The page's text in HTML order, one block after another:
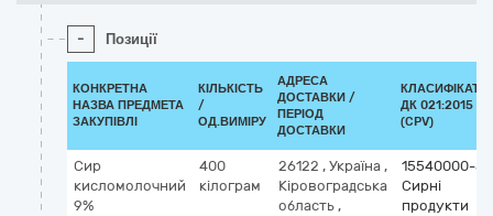
- Позиції
КОНКРЕТНА
НАЗВА ПРЕДМЕТА
ЗАКУПІВЛІ
КІЛЬКІСТЬ
/
ОД.ВИМІРУ
АДРЕСА
ДОСТАВКИ /
ПЕРІОД
ДОСТАВКИ
ДК 021:2015
(CPV)
Сир
кисломолочний
9%
400
кілограм
26122 , Україна ,
Кіровоградська
область ,
15540000-5
Сирні
продукти